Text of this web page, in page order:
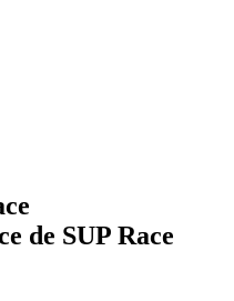
de SUP Race